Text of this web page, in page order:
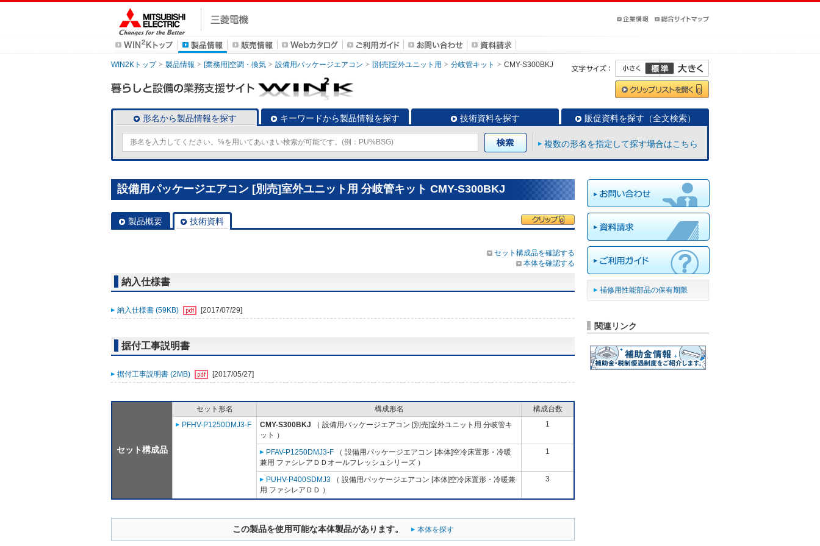
WIN2Kトップ 製品情報 [業務用]空調・換気 設備用パッケージエアコン [別売]室外ユニット用 分岐管キット CMY-S300BKJ
形名から製品情報を探す キーワードから製品情報を探す 技術資料を探す 販促資料を探す（全文検索）
複数の形名を指定して探す場合はこちら
設備用パッケージエアコン [別売]室外ユニット用 分岐管キット CMY-S300BKJ
製品概要 技術資料
セット構成品を確認する
本体を確認する
納入仕様書
納入仕様書 (59KB) [2017/07/29]
据付工事説明書
据付工事説明書 (2MB) [2017/05/27]
セット構成品
セット形名 構成形名
構成台数
PFHV-P1250DMJ3-F
CMY-S300BKJ （ 設備用パッケージエアコン [別売]室外ユニット用 分岐管キ
ット ）
1
PFAV-P1250DMJ3-F （ 設備用パッケージエアコン [本体]空冷床置形・冷暖
兼用 ファシレアＤＤオールフレッシュシリーズ ）
1
PUHV-P400SDMJ3 （ 設備用パッケージエアコン [本体]空冷床置形・冷暖兼
用 ファシレアＤＤ ）
3
この製品を使用可能な本体製品があります。 本体を探す
補修用性能部品の保有期限
関連リンク